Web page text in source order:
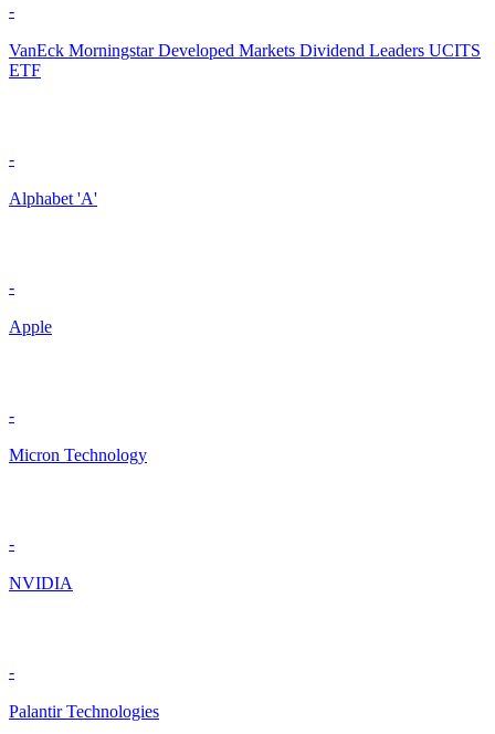
-
VanEck Morningstar Developed Markets Dividend Leaders UCITS
ETF
-
Alphabet 'A'
-
Apple
-
Micron Technology
-
NVIDIA
-
Palantir Technologies